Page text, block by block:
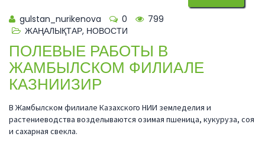
gulstan_nurikenova 0
799
ЖАҢАЛЫҚТАР, НОВОСТИ
ПОЛЕВЫЕ РАБОТЫ В
ЖАМБЫЛСКОМ ФИЛИАЛЕ
КАЗНИИЗИР
В Жамбылском филиале Казахского НИИ земледелия и
растениеводства возделываются озимая пшеница, кукуруза, соя
и сахарная свекла.